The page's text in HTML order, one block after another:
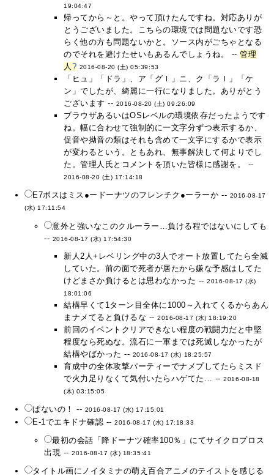
19:04:47
帰ってから～と。やって頂けたんですね。対応ありが
とうございました。こちらの環境では問題ないです恐
らく他の方も問題ないかと。ソース内がごちゃとなる
のでそれを避けたせいもあるんでしょうね。 --管理
人 ? 2016-08-20 (土) 05:39:53
「ヒュ」「ドラ」、ア「グｌ」ニ、ク「ラｌ」「ケ
ン」でしたが、綺麗に一行になりました。ありがとう
ございます -- 2016-08-20 (土) 09:26:09
ブラウザあるいはOSレベルの環境依存だったようです
ね。幅に合わせて強制的に一文字分ずつ表示するか、
促音や拗音の類はそれも含めて一文字にするかで表示
が変わるという。ともあれ、無事解決して何よりでし
た。管理人氏とコメントを頂いた皆様に感謝を。 --
2016-08-20 (土) 17:14:18
E7ボスはミス●ードーナツのフレンチク●ーラーか -- 2016-08-17
(水) 17:11:54
意外と強いなこのクルーラー…負ける程ではないにしても
-- 2016-08-17 (水) 17:54:30
新人2人+レベリング中の3人でオート放置してたら全滅
していた。前の面で死者が居たから嫌な予感はしてた
けどまさか負けるとは思わなかった --2016-08-17 (水)
18:01:06
結構早くて1ターン目全体に1000～入れてくるからあん
まナメてると負けるな --2016-08-17 (水) 18:19:20
前回のイベントクリアできない程度の戦闘力だと中堅
程度なら死ぬな。流石に一軍までは死滅しなかったが
結構やばかった -- 2016-08-17 (水) 18:25:57
育成中の全体攻撃パーティーでナメプしてたらミスド
で火力足りなくて気付いたらハゲてた… --2016-08-18
(木) 03:15:05
ぱないの！ -- 2016-08-17 (水) 17:15:01
E-1でエキドナ確認 --2016-08-17 (水) 17:18:33
最初の会話「降ドーナツ確率100％」にてサイクロプロス
出現 --2016-08-17 (水) 18:35:41
タイトル画にノイタミナの萌え百合アニメのテイストを感じる